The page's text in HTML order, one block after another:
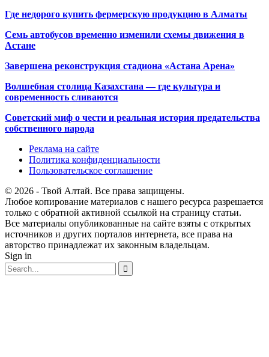
Где недорого купить фермерскую продукцию в Алматы
Семь автобусов временно изменили схемы движения в
Астане
Завершена реконструкция стадиона «Астана Арена»
Волшебная столица Казахстана — где культура и
современность сливаются
Советский миф о чести и реальная история предательства
собственного народа
Реклама на сайте
Политика конфиденциальности
Пользовательское соглашение
© 2026 - Твой Алтай. Все права защищены.
Любое копирование материалов с нашего ресурса разрешается
только с обратной активной ссылкой на страницу статьи.
Все материалы опубликованные на сайте взяты с открытых
источников и других порталов интернета, все права на
авторство принадлежат их законным владельцам.
Sign in